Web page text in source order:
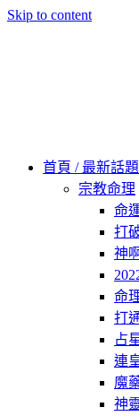
Skip to content
首頁 / 最新話題
宗教命理
命
打
神
命
打
占
連
魔
神